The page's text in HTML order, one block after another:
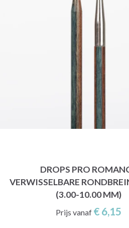
DROPS PRO
VERWISSELBARE
(3.00-10.00 MM)
Prijs vanaf € 6,15